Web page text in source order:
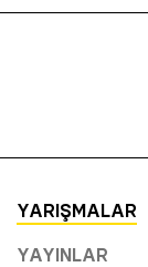
YARIŞMALAR
YAYINLAR